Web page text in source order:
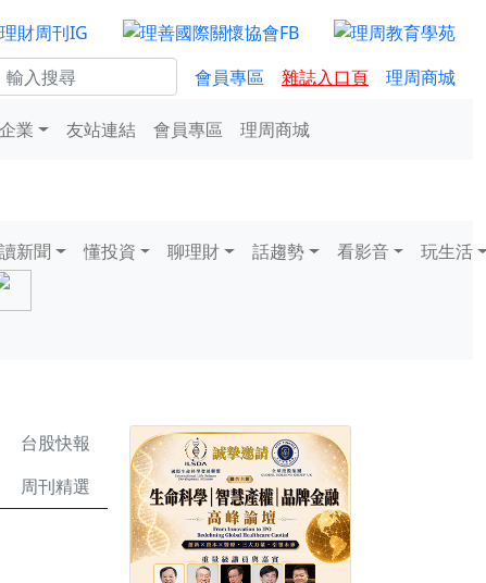
會員專區 雜誌入口頁 理周商城
業 友站連結 會員專區 理周商城
讀新聞 懂投資 聊理財 話趨勢 看影音 玩生活
台股快報
周刊精選